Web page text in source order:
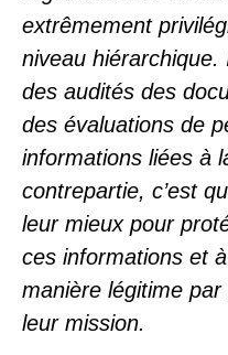
extrêmement
niveau
des audités des
des évaluations de
informations liées à
contrepartie, c’est
leur mieux pour
ces informations et
manière légitime
leur mission.